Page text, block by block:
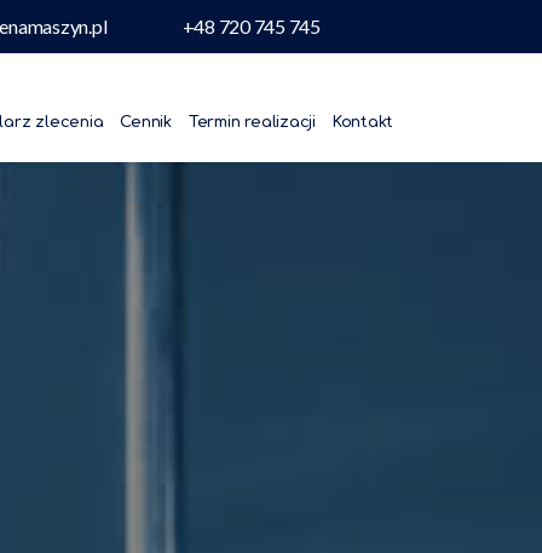
+48 720 745 745
zlecenia Cennik Termin realizacji Kontakt